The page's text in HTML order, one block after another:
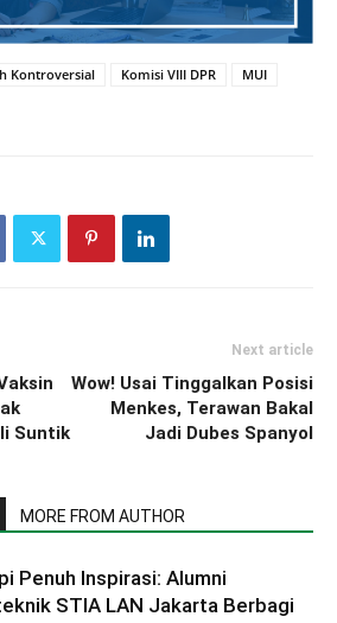
Kontroversial Komisi VIII DPR
MUI
Suntik
Next article
Wow! Usai Tinggalkan Posisi
Menkes, Terawan Bakal
Jadi Dubes Spanyol
MORE FROM AUTHOR
Penuh Inspirasi: Alumni
STIA LAN Jakarta Berbagi